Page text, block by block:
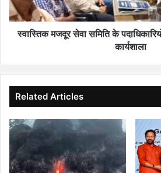
द्वारा
रखा
एकदिवसीय
स्वास्तिक मजदूर सेवा समिति के
कार्यशाला
Related Articles